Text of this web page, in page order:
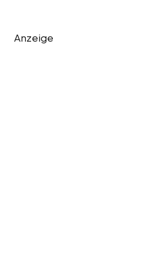
Anzeige